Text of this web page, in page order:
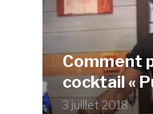
Comment
cocktail «
3 juillet 2018